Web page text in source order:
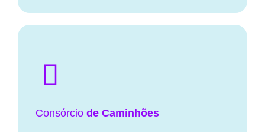
Consórcio de Caminhões